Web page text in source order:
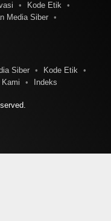
Kode Etik
Media Siber
Siber
Kode Etik
Kami Indeks